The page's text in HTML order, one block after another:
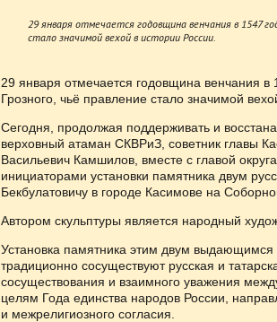
29 января отмечается годовщина венчания в 1547
стало значимой вехой в истории России.
29 января отмечается годовщина венчания
Грозного, чьё правление стало значимой
Сегодня, продолжая поддерживать и
верховный атаман СКВРиЗ, советник главы
Васильевич Камшилов, вместе с главой
инициаторами установки памятника двум
Бекбулатовичу в городе Касимове на
Автором скульптуры является народный
Установка памятника этим двум выдающимся
традиционно сосуществуют русская и
сосуществования и взаимного уважения
целям Года единства народов России,
и межрелигиозного согласия.